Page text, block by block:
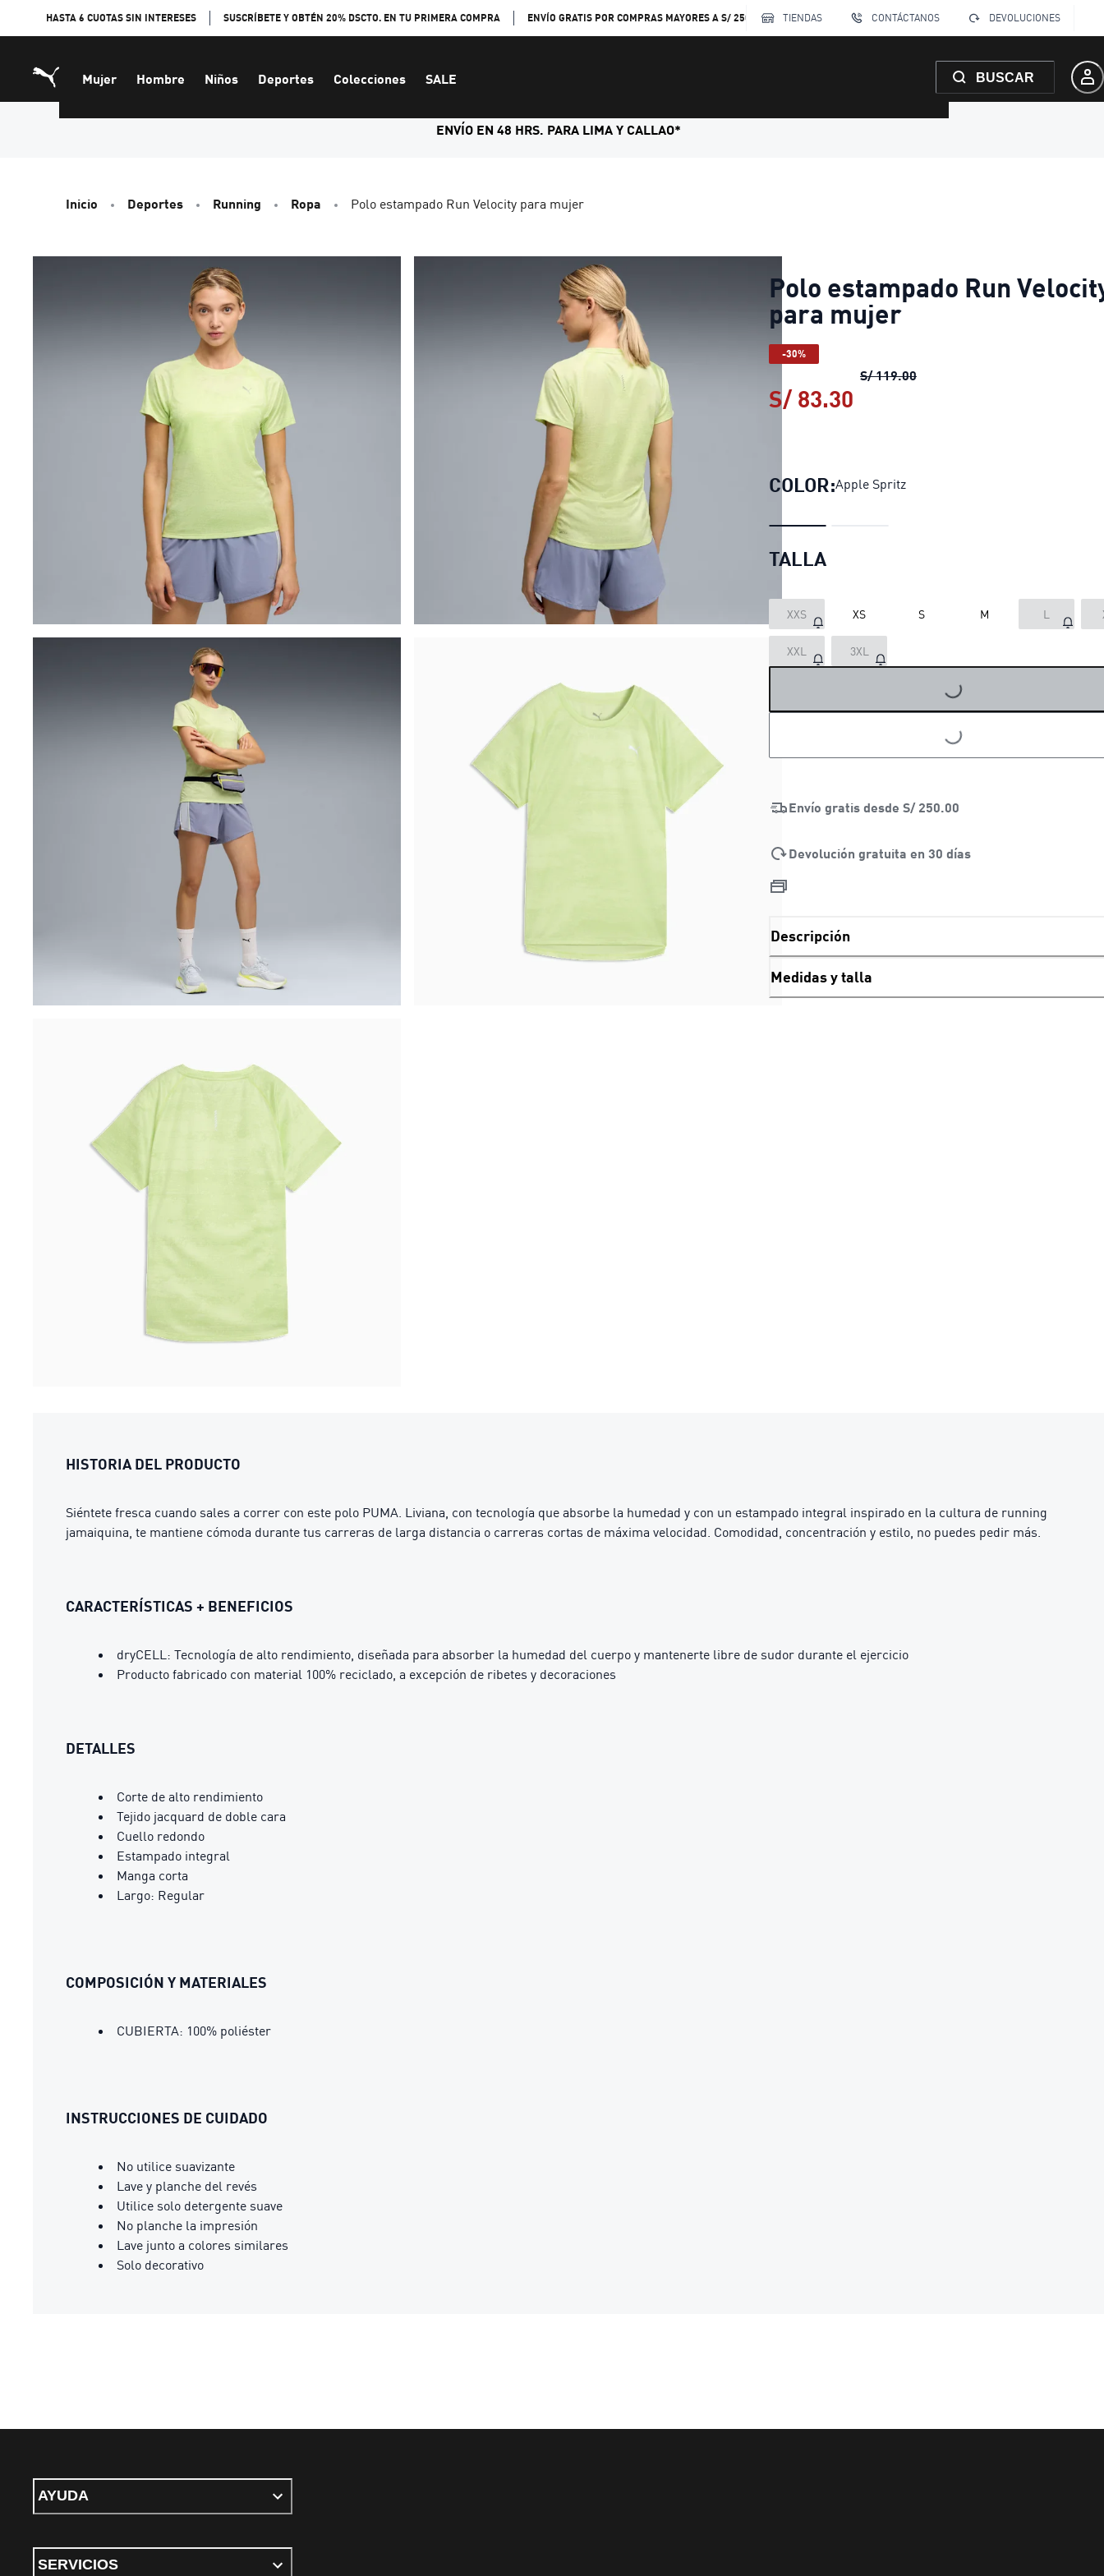
HASTA 6 CUOTAS SIN INTERESES SUSCRÍBETE Y OBTÉN 20% DSCTO. EN TU PRIMERA COMPRA ENVÍO GRATIS POR COMPRAS MAYORES A S/ 250 TIENDAS CONTÁCTANOS DEVOLUCIONES
Mujer Hombre Niños Deportes Colecciones SALE BUSCAR
ENVÍO EN 48 HRS. PARA LIMA Y CALLAO*
Inicio Deportes Running Ropa Polo estampado Run Velocity para mujer
Polo estampado Run
para mujer
-30%
S/ 119.00Polo estampado Run Velocity
S/ 83.30
COLOR:Apple Spritz
TALLA
XXS XS S M L
XXL 3XL
LOADING...
LOADING...
Envío gratis desde S/ 250.00
Devolución gratuita en 30 días
Descripción
Medidas y talla
HISTORIA DEL PRODUCTO
Siéntete fresca cuando sales a correr con este polo PUMA. Liviana, con tecnología que absorbe la humedad y con un estampado integral inspirado en la cultura de running
jamaiquina, te mantiene cómoda durante tus carreras de larga distancia o carreras cortas de máxima velocidad. Comodidad, concentración y estilo, no puedes pedir más.
CARACTERÍSTICAS + BENEFICIOS
dryCELL: Tecnología de alto rendimiento, diseñada para absorber la humedad del cuerpo y mantenerte libre de sudor durante el ejercicio
Producto fabricado con material 100% reciclado, a excepción de ribetes y decoraciones
DETALLES
Corte de alto rendimiento
Tejido jacquard de doble cara
Cuello redondo
Estampado integral
Manga corta
Largo: Regular
COMPOSICIÓN Y MATERIALES
CUBIERTA: 100% poliéster
INSTRUCCIONES DE CUIDADO
No utilice suavizante
Lave y planche del revés
Utilice solo detergente suave
No planche la impresión
Lave junto a colores similares
Solo decorativo
AYUDA
SERVICIOS